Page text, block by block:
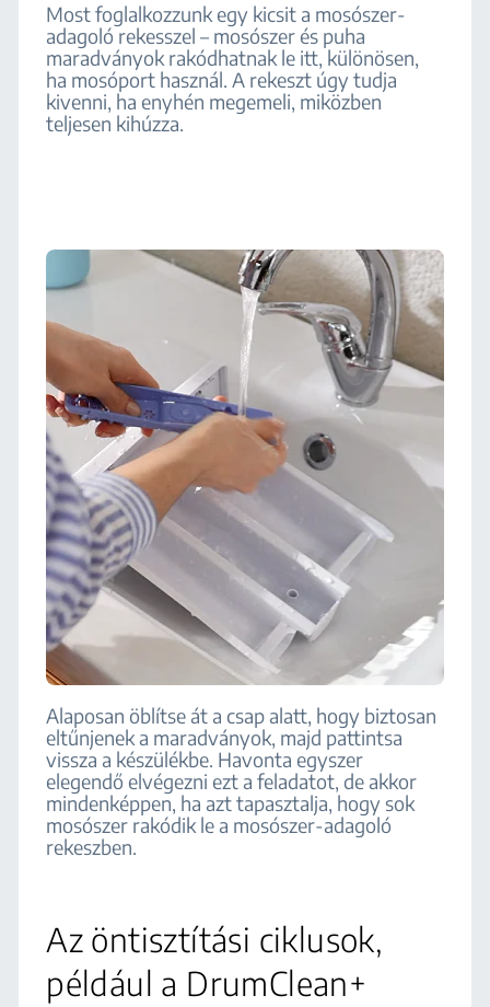
Most foglalkozzunk egy kicsit a mosószer-
adagoló rekesszel – mosószer és puha
maradványok rakódhatnak le itt, különösen,
ha mosóport használ. A rekeszt úgy tudja
kivenni, ha enyhén megemeli, miközben
teljesen kihúzza.
Alaposan öblítse át a csap alatt, hogy biztosan
eltűnjenek a maradványok, majd pattintsa
vissza a készülékbe. Havonta egyszer
elegendő elvégezni ezt a feladatot, de akkor
mindenképpen, ha azt tapasztalja, hogy sok
mosószer rakódik le a mosószer-adagoló
rekeszben.
Az öntisztítási ciklusok,
például a DrumClean+